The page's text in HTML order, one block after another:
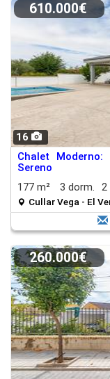
16
610.000€
Chalet
Sereno
177 m²
3 dorm. 2
Cullar Vega - El
260.000€